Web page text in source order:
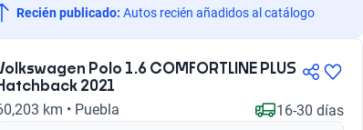
Recién publicado: Autos recién añadidos al catálogo
Polo 1.6 COMFORTLINE PLUS
2021
km • Puebla 16-30 días